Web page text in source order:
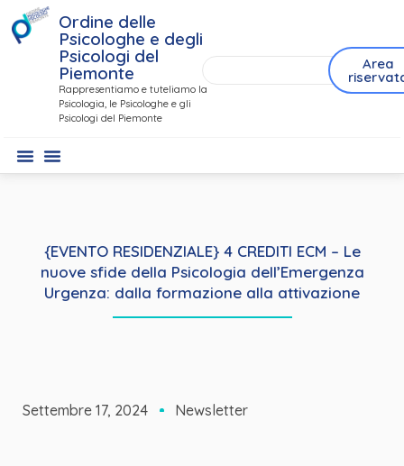
Ordine delle
Psicologhe e degli
Psicologi del
Piemonte
Rappresentiamo e tuteliamo la
Psicologia, le Psicologhe e gli
Psicologi del Piemonte
Area
{EVENTO RESIDENZIALE} 4 CREDITI ECM – Le
nuove sfide della Psicologia dell’Emergenza
Urgenza: dalla formazione alla attivazione
Settembre 17, 2024 Newsletter